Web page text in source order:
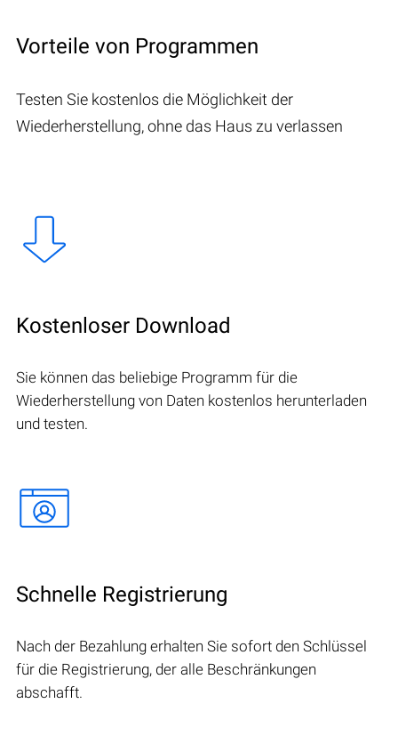
Vorteile von Programmen
Testen Sie kostenlos die Möglichkeit der
Wiederherstellung, ohne das Haus zu verlassen
Kostenloser Download
Sie können das beliebige Programm für die
Wiederherstellung von Daten kostenlos herunterladen
und testen.
Schnelle Registrierung
Nach der Bezahlung erhalten Sie sofort den Schlüssel
für die Registrierung, der alle Beschränkungen
abschafft.